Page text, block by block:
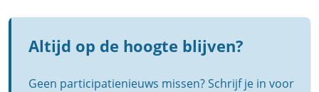
Altijd op de hoogte blijven?
Geen participatienieuws missen? Schrijf je in voor